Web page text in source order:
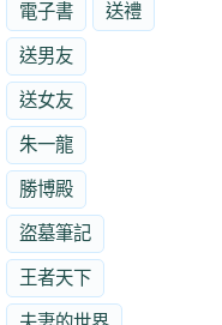
電子書 送禮
送男友
送女友
朱一龍
勝博殿
盜墓筆記
王者天下